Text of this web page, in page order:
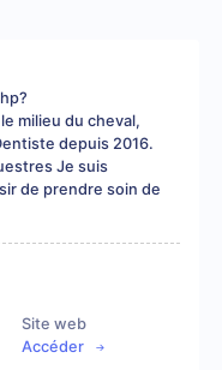
milieu du cheval,
depuis 2016.
Je suis
de prendre soin de
Site web
Accéder